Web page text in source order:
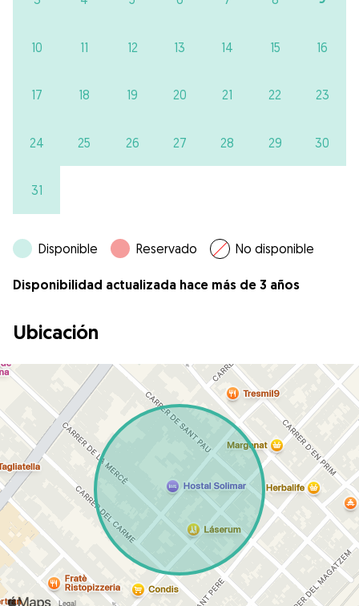
10 11 12 13 14 15 16
17 18 19 20 21 22 23
24 25 26 27 28 29 30
31
Disponible Reservado No disponible
Disponibilidad actualizada hace más de 3 años
Ubicación